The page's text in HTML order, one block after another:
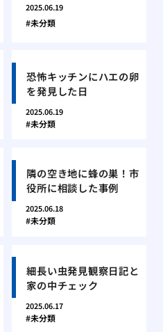
2025.06.19
未分類
恐怖キッチンにハエの卵
を発見した日
2025.06.19
未分類
隣の空き地に蜂の巣！市
役所に相談した事例
2025.06.18
未分類
細長い虫発見観察日記と
家の中チェック
2025.06.17
未分類